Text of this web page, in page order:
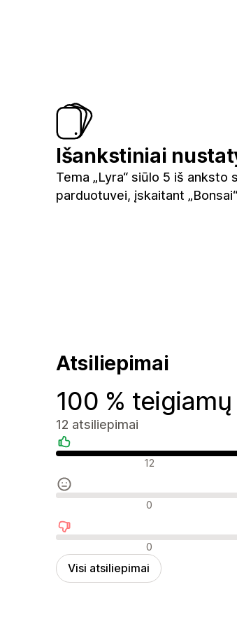
Išankstiniai
Tema „Lyra“ siūlo 5 iš anksto
parduotuvei, įskaitant „Bonsai“
Atsiliepimai
100 % teigiamų
12 atsiliepimai
Teigiami atsiliepimai
12
Neutralūs atsiliepimai
0
Neigiami atsiliepimai
0
Visi atsiliepimai